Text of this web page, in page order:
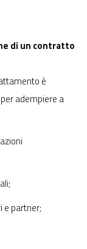
di un contratto
è
adempiere a
e partner;